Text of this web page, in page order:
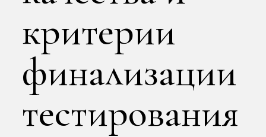
критерии
финализации
тестирования